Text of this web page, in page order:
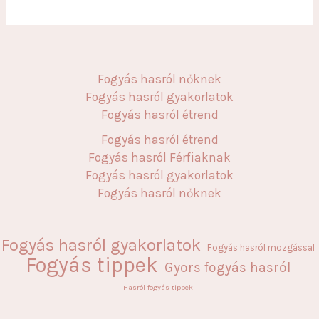
Fogyás hasról nőknek
Fogyás hasról gyakorlatok
Fogyás hasról étrend
Fogyás hasról étrend
Fogyás hasról Férfiaknak
Fogyás hasról gyakorlatok
Fogyás hasról nőknek
Fogyás hasról gyakorlatok Fogyás hasról mozgással
Fogyás tippek Gyors fogyás hasról
Hasról fogyás tippek